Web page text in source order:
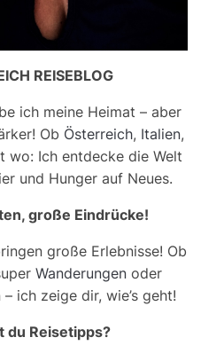
REISEBLOG
ich meine Heimat – aber
Ob Österreich, Italien,
wo: Ich entdecke die Welt
und Hunger auf Neues.
große Eindrücke!
große Erlebnisse! Ob
Wanderungenoder
ich zeige dir, wie’s geht!
du Reisetipps?